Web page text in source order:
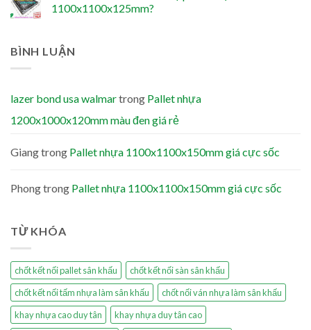
1100x1100x125mm?
BÌNH LUẬN
lazer bond usa walmartrong Pallet nhựa
1200x1000x120mm màu đen giá rẻ
Giangtrong Pallet nhựa 1100x1100x150mm giá cực sốc
Phongtrong Pallet nhựa 1100x1100x150mm giá cực sốc
TỪ KHÓA
chốt kết nối pallet sân khấu
chốt kết nối sàn sân khấu
chốt kết nối tấm nhựa làm sân khấu
chốt nối ván nhựa làm sân khấu
khay nhựa cao duy tân
khay nhựa duy tân cao